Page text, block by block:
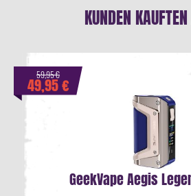
KUNDEN
GeekVape Aegis
49,95 €
59,95 €